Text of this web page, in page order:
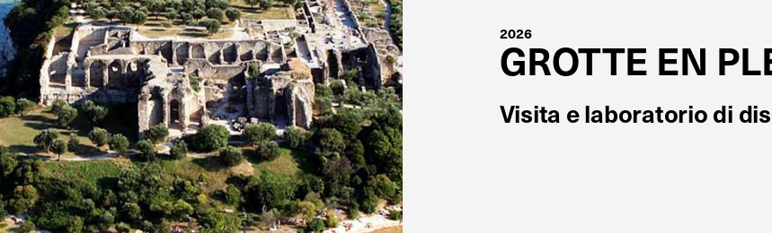
2026
GROTTE EN
Visita e laboratorio di